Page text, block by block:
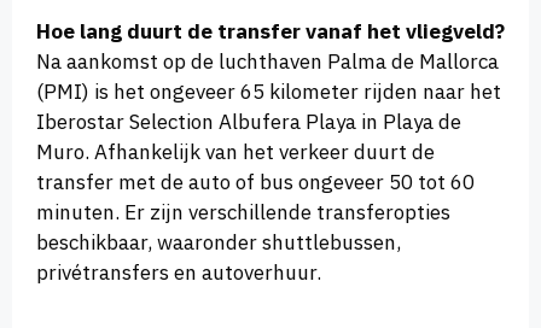
Hoe lang duurt de transfer vanaf het vliegveld?
Na aankomst op de luchthaven Palma de Mallorca
(PMI) is het ongeveer 65 kilometer rijden naar het
Iberostar Selection Albufera Playa in Playa de
Muro. Afhankelijk van het verkeer duurt de
transfer met de auto of bus ongeveer 50 tot 60
minuten. Er zijn verschillende transferopties
beschikbaar, waaronder shuttlebussen,
privétransfers en autoverhuur.